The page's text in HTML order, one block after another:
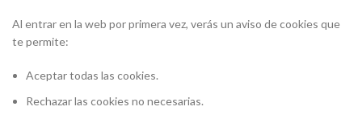
Al entrar en la web por primera vez, verás un aviso de cookies que
te permite:
Aceptar todas las cookies.
Rechazar las cookies no necesarias.